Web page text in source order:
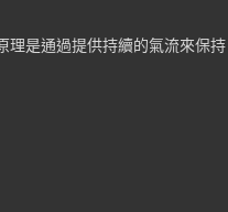
理是通過提供持續的氣流來保持